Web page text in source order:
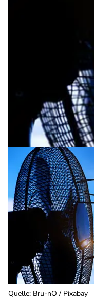
Quelle: Bru-nO / Pixabay